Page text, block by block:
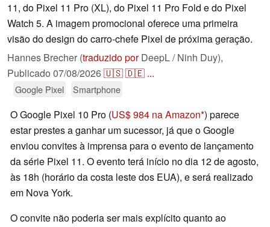
11, do Pixel 11 Pro (XL), do Pixel 11 Pro Fold e do Pixel
Watch 5. A imagem promocional oferece uma primeira
visão do design do carro-chefe Pixel de próxima geração.
Hannes Brecher (traduzido porDeepL / Ninh Duy),
Publicado 07/08/2026🇺🇸🇩🇪 ...
Google Pixel Smartphone
O Google Pixel 10 Pro (US$ 984 na Amazon ) parece
estar prestes a ganhar um sucessor, já que o Google
enviou convites à imprensa para o evento de lançamento
da série Pixel 11. O evento terá início no dia 12 de agosto,
às 18h (horário da costa leste dos EUA), e será realizado
em Nova York.
O convite não poderia ser mais explícito quanto ao